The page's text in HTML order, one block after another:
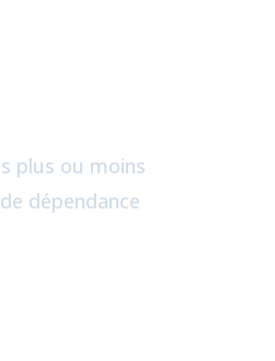
plus ou moins
dépendance